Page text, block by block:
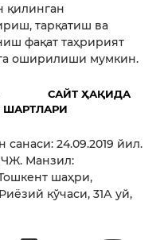
қилинган
тарқатиш ва
фақат таҳририят
оширилиши мумкин.
САЙТ ҲАҚИДА
24.09.2019 йил.
Манзил:
шаҳри,
кўчаси, 31А уй,